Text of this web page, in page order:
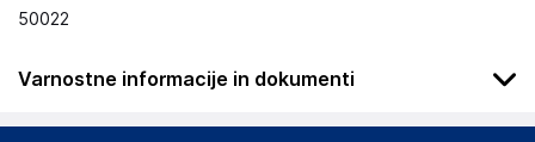
50022
Varnostne informacije in dokumenti
Ta naprava ni namenjena uporabi s strani oseb (vključno z